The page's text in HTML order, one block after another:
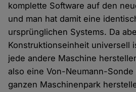
komplette Software auf den
und man hat damit eine
ursprünglichen Systems. Da
Konstruktionseinheit universell
jede andere Maschine
also eine Von-Neumann-Sonde
ganzen Maschinenpark